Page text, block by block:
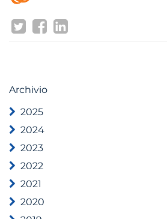
Archivio
2025
2024
2023
2022
2021
2020